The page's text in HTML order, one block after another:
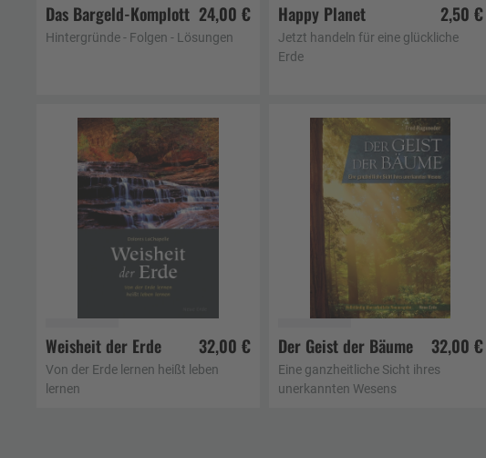
In den Warenkorb
Das Bargeld-Komplott 24,00 €
Hintergründe - Folgen - Lösungen In den Warenkorb
Happy Planet 2,50 €
Jetzt handeln für eine glückliche
Erde
In den Warenkorb
Weisheit der Erde 32,00 €
Von der Erde lernen heißt leben
lernen
In den Warenkorb
Der Geist der Bäume 32,00 €
Eine ganzheitliche Sicht ihres
unerkannten Wesens